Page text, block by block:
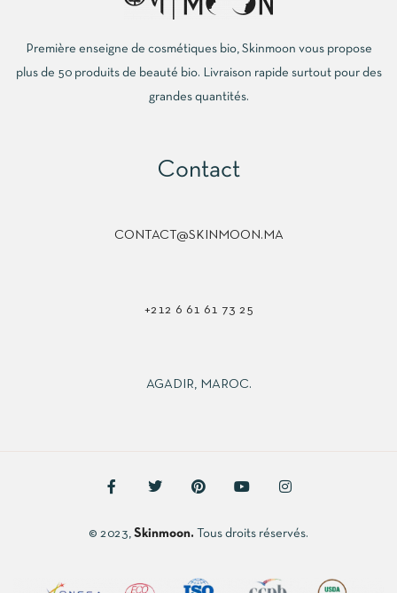
Première enseigne de cosmétiques bio, Skinmoon vous propose
plus de 50 produits de beauté bio. Livraison rapide surtout pour des
grandes quantités.
Contact
CONTACT@SKINMOON.MA
+212 6 61 61 73 25
AGADIR, MAROC.
© 2023, Skinmoon. Tous droits réservés.